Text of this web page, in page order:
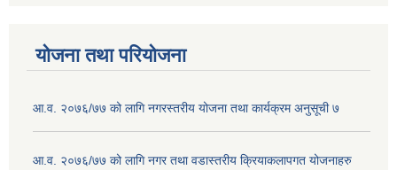
योजना तथा परियोजना
आ.व. २०७६/७७ को लागि नगरस्तरीय योजना तथा कार्यक्रम अनुसूची ७
आ.व. २०७६/७७ को लागि नगर तथा वडास्तरीय क्रियाकलापगत योजनाहरु